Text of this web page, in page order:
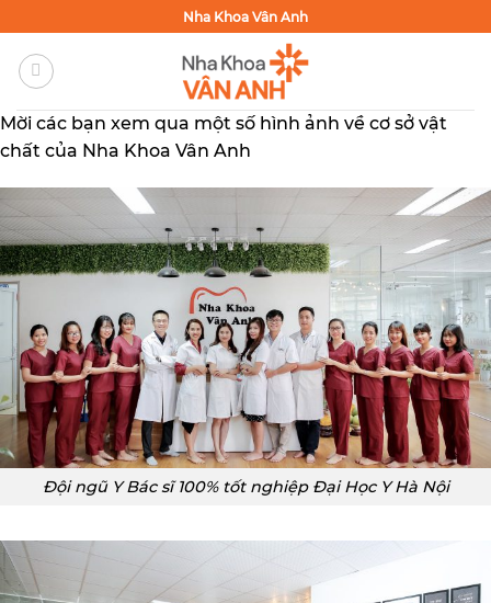
nội
dung
Nha Khoa Vân Anh
Mời các bạn xem qua một số hình ảnh về cơ sở vật
chất của Nha Khoa Vân Anh
Đội ngũ Y Bác sĩ 100% tốt nghiệp Đại Học Y Hà Nội